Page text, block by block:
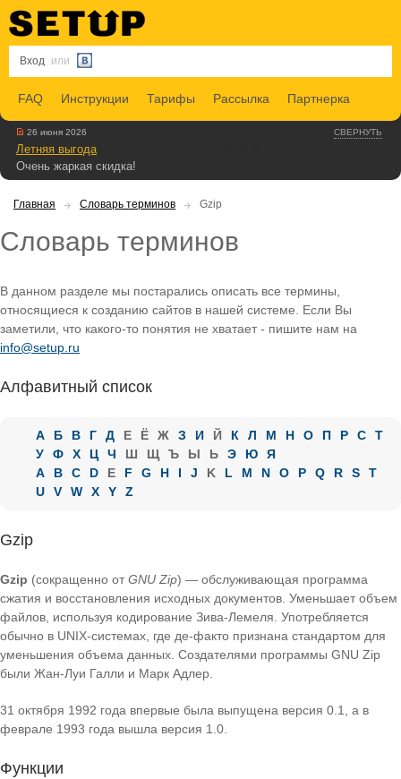
Вход или
FAQ Инструкции Тарифы Рассылка Партнерка
СВЕРНУТЬ
26 июня 2026
Летняя выгода
Очень жаркая скидка!
Главная Словарь терминов Gzip
Словарь терминов
В данном разделе мы постарались описать все термины,
относящиеся к созданию сайтов в нашей системе. Если Вы
заметили, что какого-то понятия не хватает - пишите нам на
info@setup.ru
Алфавитный список
А Б В Г Д Е Ё Ж З И Й К Л М Н О П Р С
Т
У
Ф Х Ц Ч Ш Щ Ъ Ы Ь Э Ю
Я
A
B C D E F G H I J K L M N O P Q R S
T
U
V W X Y Z
Gzip
Gzip (сокращенно отGNU Zip) — обслуживающая программа
сжатия и восстановления исходных документов. Уменьшает объем
файлов, используя кодирование Зива-Лемеля. Употребляется
обычно в UNIX-системах, где де-факто признана стандартом для
уменьшения объема данных. Создателями программы GNU Zip
были Жан-Луи Галли и Марк Адлер.
31 октября 1992 года впервые была выпущена версия 0.1, а в
феврале 1993 года вышла версия 1.0.
Функции